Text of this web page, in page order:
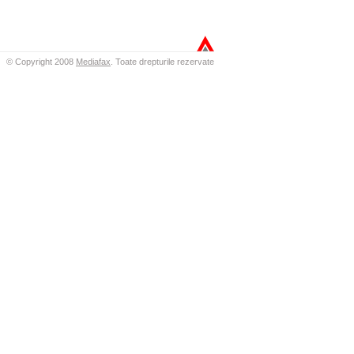
© Copyright 2008 Mediafax Toate drepturile rezervate